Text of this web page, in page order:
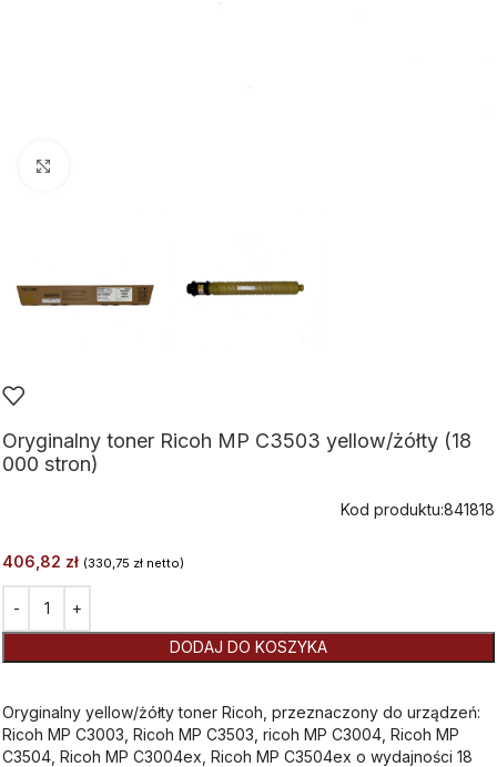
Oryginalny toner Ricoh MP C3503 yellow/żółty (18
000 stron)
Kod produktu:841818
406,82 zł (330,75 zł netto)
DODAJ DO KOSZYKA
Oryginalny yellow/żółty toner Ricoh, przeznaczony do urządzeń:
Ricoh MP C3003, Ricoh MP C3503, ricoh MP C3004, Ricoh MP
C3504, Ricoh MP C3004ex, Ricoh MP C3504ex o wydajności 18